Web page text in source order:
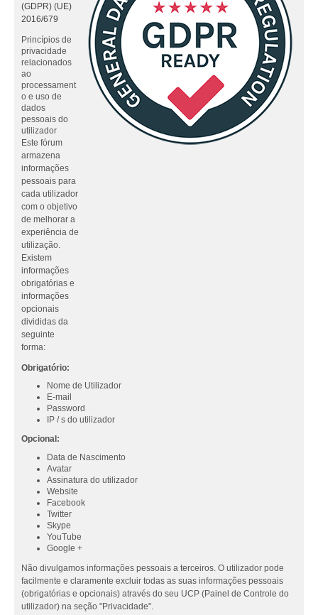
(GDPR) (UE)
2016/679
Princípios de
privacidade
relacionados
ao
processament
o e uso de
dados
pessoais do
utilizador
Este fórum
armazena
informações
pessoais para
cada utilizador
com o objetivo
de melhorar a
experiência de
utilização.
Existem
informações
obrigatórias e
informações
opcionais
divididas da
seguinte
forma:
Obrigatório:
Nome de Utilizador
E-mail
Password
IP / s do utilizador
Opcional:
Data de Nascimento
Avatar
Assinatura do utilizador
Website
Facebook
Twitter
Skype
YouTube
Google +
Não divulgamos informações pessoais a terceiros. O utilizador pode
facilmente e claramente excluir todas as suas informações pessoais
(obrigatórias e opcionais) através do seu UCP (Painel de Controle do
utilizador) na seção "Privacidade".